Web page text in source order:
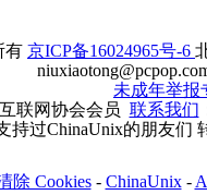
有 京ICP备16024965号-6
未成年举报
联网协会会员 联系我们
持过ChinaUnix的朋友们
除 Cookies- ChinaUnix-